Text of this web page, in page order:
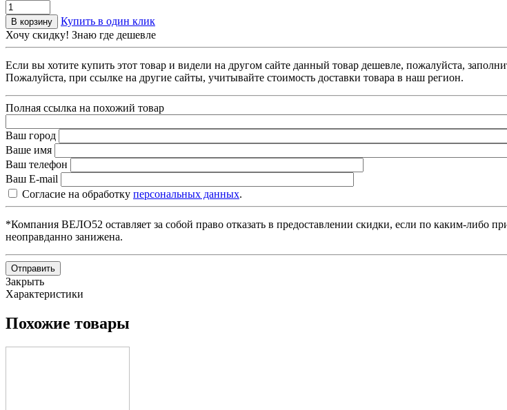
В корзину
Купить в один клик
Хочу скидку! Знаю где дешевле
Если вы хотите купить этот товар и видели на другом сайте данный товар дешевле, пожалуйста,
Пожалуйста, при ссылке на другие сайты, учитывайте стоимость доставки товара в наш регион.
Полная ссылка на похожий товар
Ваш город
Ваше имя
Ваш телефон
Ваш E-mail
Согласие на обработку персональных данных.
*Компания ВЕЛО52 оставляет за собой право отказать в предоставлении скидки, если по каким-либо
неоправданно занижена.
Отправить
Закрыть
Характеристики
Похожие товары